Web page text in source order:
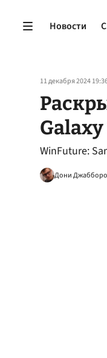
Новости
11 декабря 2024
Galaxy
WinFuture:
Дони